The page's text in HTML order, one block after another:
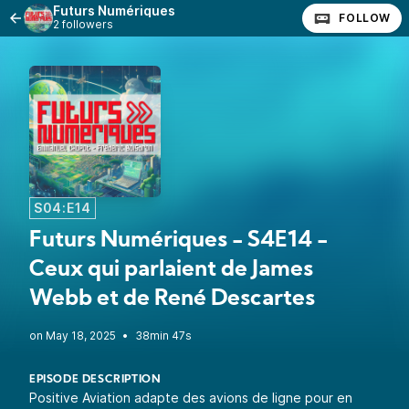
Futurs Numériques
2 followers FOLLOW
S04:E14
Futurs Numériques - S4E14 -
Ceux qui parlaient de James
Webb et de René Descartes
• 38min 47s
EPISODE DESCRIPTION
Positive Aviation adapte des avions de ligne pour en